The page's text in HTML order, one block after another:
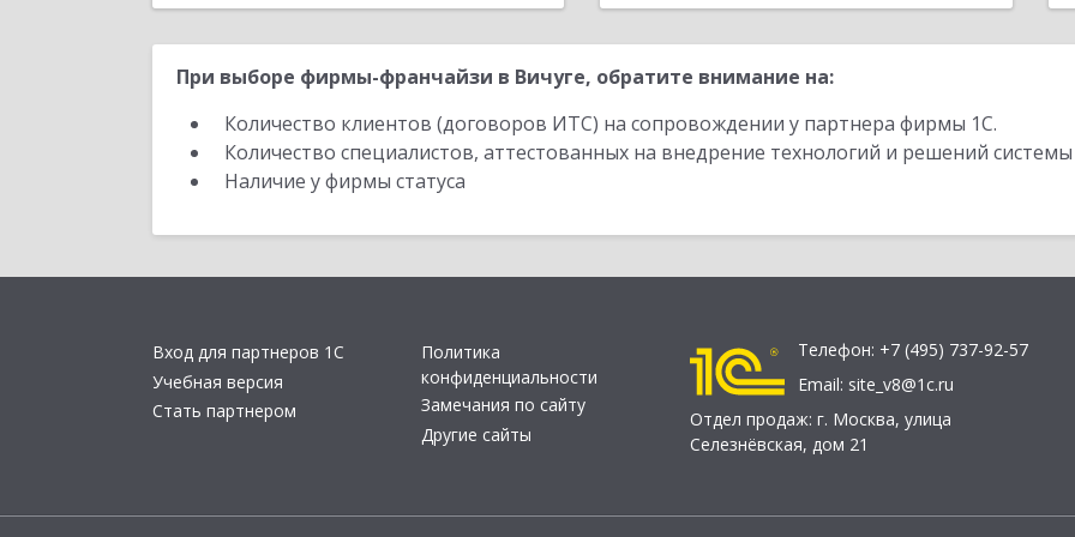
При выборе фирмы-франчайзи в Вичуге, обратите внимание на:
Количество клиентов (договоров ИТС) на сопровождении у партнера фирмы 1С.
Количество специалистов, аттестованных на внедрение технологий и решений
Наличие у фирмы статуса
Вход для партнеров 1С
Учебная версия
Стать партнером
Политика
конфиденциальности
Замечания по сайту
Другие сайты
Телефон: +7 (495) 737-92-57
Email: site_v8@1c.ru
Отдел продаж: г. Москва, улица
Селезнёвская, дом 21